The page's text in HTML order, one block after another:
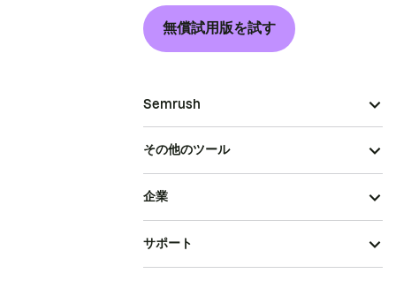
無償試用版を試す
Semrush
その他のツール
企業
サポート